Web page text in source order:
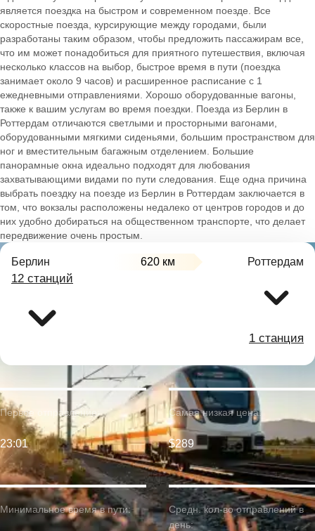
является поездка на быстром и современном поезде. Все
скоростные поезда, курсирующие между городами, были
разработаны таким образом, чтобы предложить пассажирам все,
что им может понадобиться для приятного путешествия, включая
несколько классов на выбор, быстрое время в пути (поездка
занимает около 9 часов) и расширенное расписание с 1
ежедневными отправлениями. Хорошо оборудованные вагоны,
также к вашим услугам во время поездки. Поезда из Берлин в
Роттердам отличаются светлыми и просторными вагонами,
оборудованными мягкими сиденьями, большим пространством для
ног и вместительным багажным отделением. Большие
панорамные окна идеально подходят для любования
захватывающими видами по пути следования. Еще одна причина
выбрать поездку на поезде из Берлин в Роттердам заключается в
том, что вокзалы расположены недалеко от центров городов и до
них удобно добираться на общественном транспорте, что делает
передвижение очень простым.
Берлин 620 км Роттердам
12 станций
1 станция
Минимальное время в пути:
Первое отправление:
23:01
Самая низкая цена:
$289
Средн. кол-во отправлений в
день: